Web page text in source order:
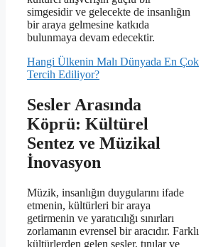
simgesidir ve gelecekte de insanlığın
bir araya gelmesine katkıda
bulunmaya devam edecektir.
Hangi Ülkenin Malı Dünyada En Çok
Tercih Ediliyor?
Sesler Arasında
Köprü: Kültürel
Sentez ve Müzikal
İnovasyon
Müzik, insanlığın duygularını ifade
etmenin, kültürleri bir araya
getirmenin ve yaratıcılığı sınırları
zorlamanın evrensel bir aracıdır. Farklı
kültürlerden gelen sesler, tınılar ve